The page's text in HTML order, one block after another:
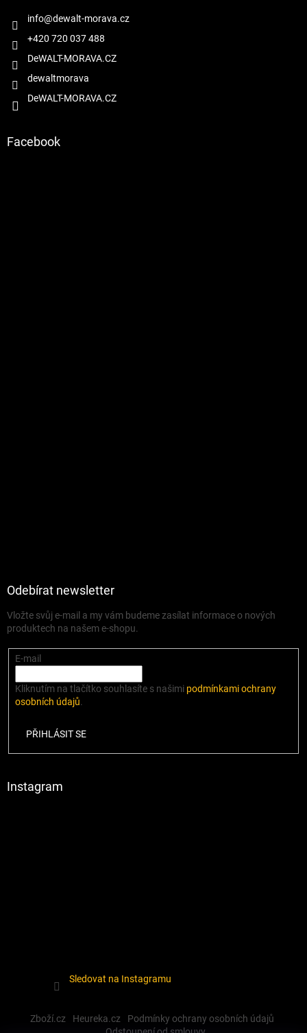
info@dewalt-morava.cz
+420 720 037 488
DeWALT-MORAVA.CZ
dewaltmorava
DeWALT-MORAVA.CZ
Facebook
Odebírat newsletter
Vložte svůj e-mail a my vám budeme zasílat informace o nových
produktech na našem e-shopu.
E-mail
Kliknutím na tlačítko souhlasíte s našimi podmínkami ochrany
osobních údajů.
PŘIHLÁSIT SE
Instagram
Sledovat na Instagramu
Zboží.cz Heureka.cz
Podmínky ochrany osobních údajů